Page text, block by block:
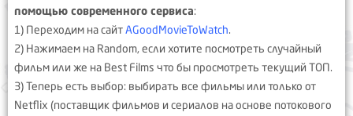
помощью современного сервиса:
1) Переходим на сайтAGoodMovieToWatch.
2) Нажимаем на Random, если хотите посмотреть случайный
фильм или же на Best Films что бы просмотреть текущий ТОП.
3) Теперь есть выбор: выбирать все фильмы или только от
Netflix (поставщик фильмов и сериалов на основе потокового